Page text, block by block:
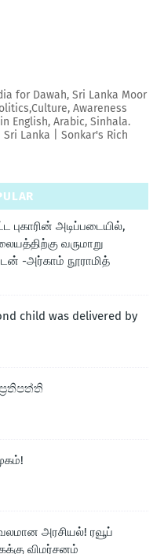
for Dawah, Sri Lanka Moor
Awareness
English, Arabic, Sinhala.
Lanka | Sonkar's Rich
புகாரின் அடிப்படையில்,
வருமாறு
-அர்காம் நூராமித்
child was delivered by
அரசியல்! ரவூப்
விமர்சனம்